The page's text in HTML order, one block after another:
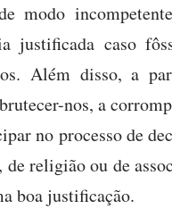
modo
justificada caso
Além disso, a
nos, a
no processo de
religião ou de
boa justificação.